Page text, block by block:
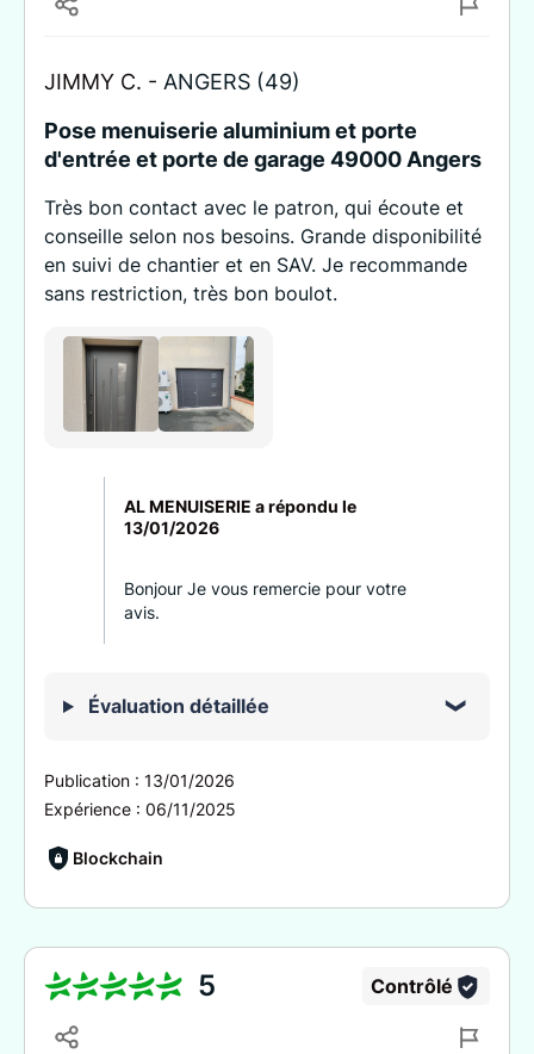
JIMMY C. - ANGERS (49)
Pose menuiserie aluminium et porte
d'entrée et porte de garage 49000 Angers
Très bon contact avec le patron, qui écoute et
conseille selon nos besoins. Grande disponibilité
en suivi de chantier et en SAV. Je recommande
sans restriction, très bon boulot.
AL MENUISERIE a répondu le
13/01/2026
Bonjour Je vous remercie pour votre
avis.
Évaluation détaillée
Publication : 13/01/2026
Expérience : 06/11/2025
Blockchain
5 Contrôlé